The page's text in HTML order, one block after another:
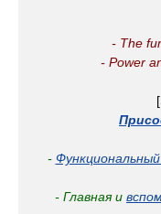
- The
- Power
-
- Главная и